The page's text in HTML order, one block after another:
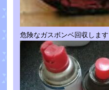
危険なガスボンベ回収しま